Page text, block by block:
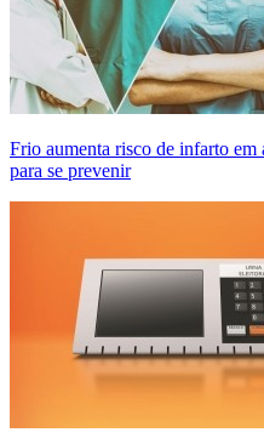
Frio aumenta risco de infarto
para se prevenir